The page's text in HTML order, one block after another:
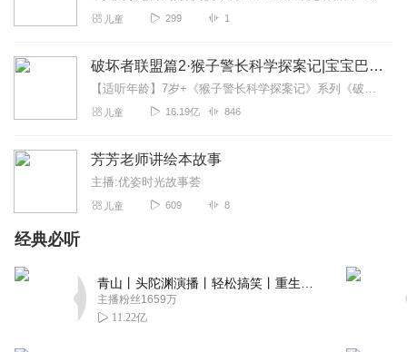
儿童 299 1
破坏者联盟篇2·猴子警长科学探案记|宝宝巴士故事
【适听年龄】7岁+《猴子警长科学探案记》系列《破坏者联盟篇1·猴子警长科学探案记》>>>《破坏者联盟篇2·猴子警长科学探案记》>>>《破坏者联盟篇3·猴子警长科...
儿童 16.19亿 846
芳芳老师讲绘本故事
主播:优姿时光故事荟
儿童 609 8
经典必听
主播粉丝1659万
11.22亿